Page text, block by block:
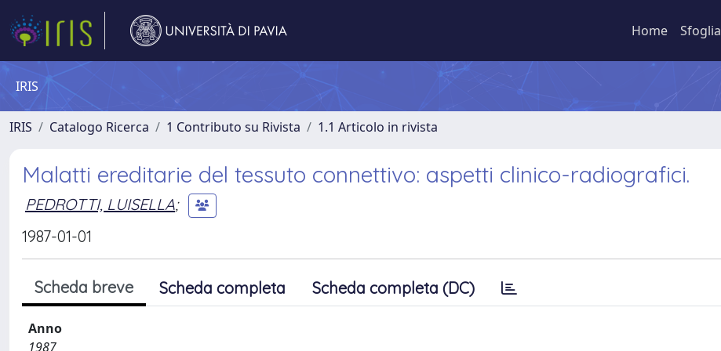
Home Sfoglia
IRIS
IRIS Catalogo Ricerca 1 Contributo su Rivista 1.1 Articolo in rivista
Malatti ereditarie del tessuto connettivo: aspetti clinico-radiografici.
PEDROTTI, LUISELLA;
1987-01-01
Scheda breve Scheda completa Scheda completa (DC)
Anno
1987